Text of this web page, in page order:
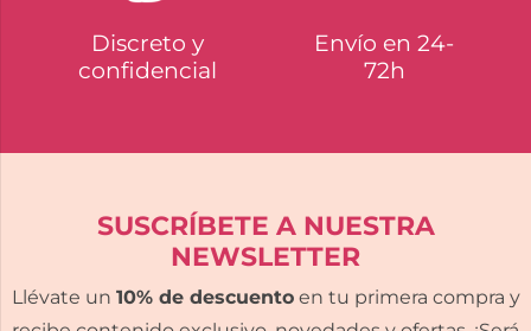
Discreto y
confidencial
Envío en 24-
72h
SUSCRÍBETE A NUESTRA
NEWSLETTER
Llévate un 10% de descuentoen tu primera compra y